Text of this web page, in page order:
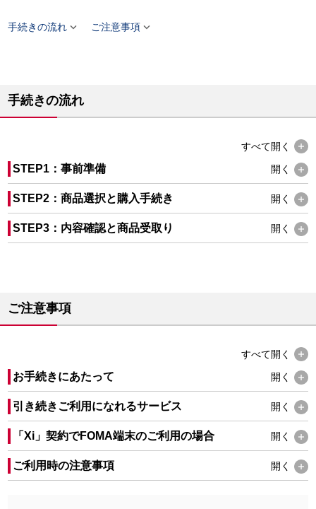
手続きの流れ ご注意事項
手続きの流れ
すべて開く
STEP1：事前準備 開く
STEP2：商品選択と購入手続き 開く
STEP3：内容確認と商品受取り 開く
ご注意事項
すべて開く
お手続きにあたって 開く
引き続きご利用になれるサービス 開く
「Xi」契約でFOMA端末のご利用の場合 開く
ご利用時の注意事項 開く